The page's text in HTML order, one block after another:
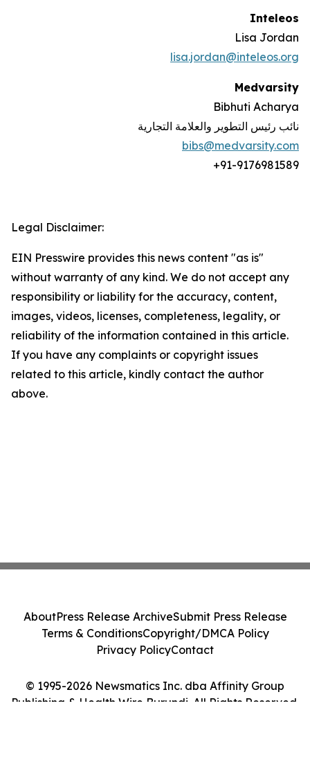
Inteleos
Lisa Jordan
lisa.jordan@inteleos.org
Medvarsity
Bibhuti Acharya
نائب رئيس التطوير والعلامة التجارية
bibs@medvarsity.com
9176981589
+91-
Legal Disclaimer:
EIN Presswire provides this news content "as is"
without warranty of any kind. We do not accept any
responsibility or liability for the accuracy, content,
images, videos, licenses, completeness, legality, or
reliability of the information contained in this article.
If you have any complaints or copyright issues
related to this article, kindly contact the author
above.
© 1995-2026 Newsmatics Inc. dba Affinity Group
Publishing & Health Wire Burundi. All Rights Reserved.
AboutPress Release ArchiveSubmit Press Release
Terms & ConditionsCopyright/DMCA Policy
Privacy PolicyContact